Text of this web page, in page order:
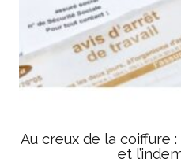
Au creux de la coiffure
et